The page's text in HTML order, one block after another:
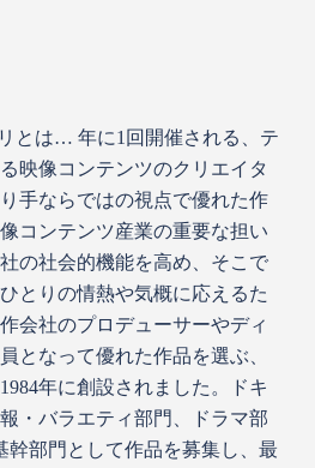
とは… 年に1回開催される、テ
映像コンテンツのクリエイタ
手ならではの視点で優れた作
コンテンツ産業の重要な担い
の社会的機能を高め、そこで
とりの情熱や気概に応えるた
会社のプロデューサーやディ
となって優れた作品を選ぶ、
年に創設されました。ドキ
・バラエティ部門、ドラマ部
幹部門として作品を募集し、最